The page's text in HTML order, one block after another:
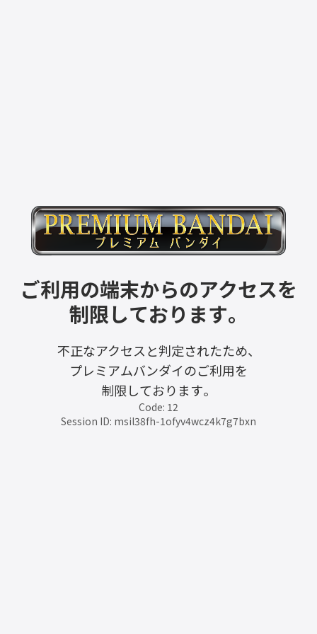
ご利用の端末からのアクセスを
制限しております。
不正なアクセスと判定されたため、
プレミアムバンダイのご利用を
制限しております。
Code: 12
Session ID: msil38fh-1ofyv4wcz4k7g7bxn